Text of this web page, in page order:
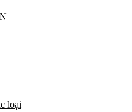
loại